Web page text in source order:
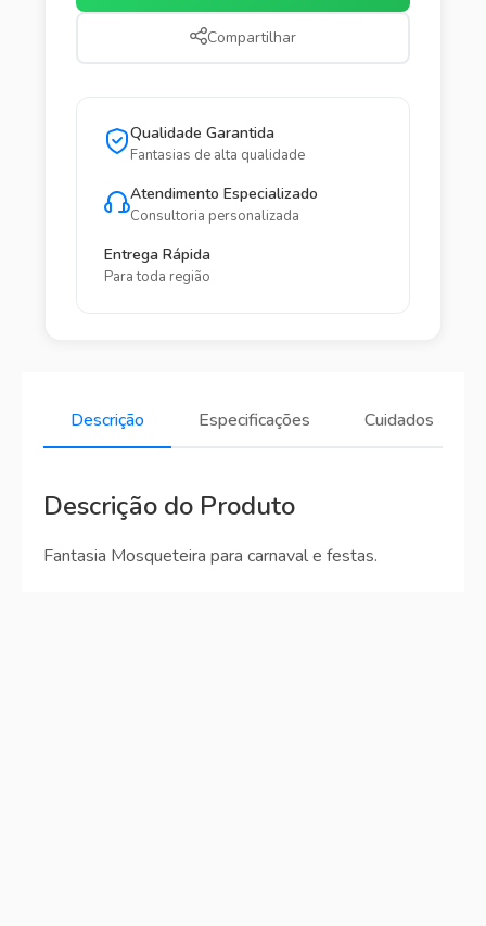
Compartilhar
Qualidade Garantida
Fantasias de alta qualidade
Atendimento Especializado
Consultoria personalizada
Entrega Rápida
Para toda região
Descrição Especificações Cuidados
Descrição do Produto
Fantasia Mosqueteira para carnaval e festas.